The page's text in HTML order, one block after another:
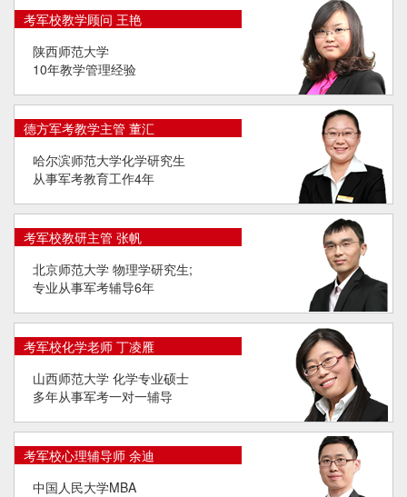
考军校教学顾问 王艳
陕西师范大学
10年教学管理经验
德方军考教学主管 董汇
哈尔滨师范大学化学研究生
从事军考教育工作4年
考军校教研主管 张帆
北京师范大学 物理学研究生;
专业从事军考辅导6年
考军校化学老师 丁凌雁
山西师范大学 化学专业硕士
多年从事军考一对一辅导
考军校心理辅导师 余迪
中国人民大学MBA